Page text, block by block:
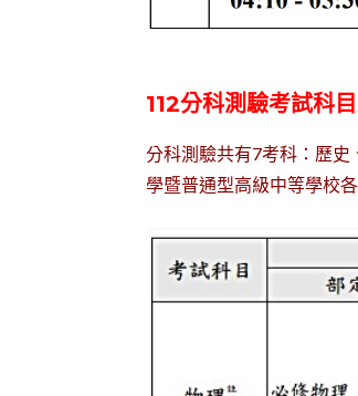
112分科測驗考試科
分科測驗共有7考科：歷
學暨普通型高級中等學校